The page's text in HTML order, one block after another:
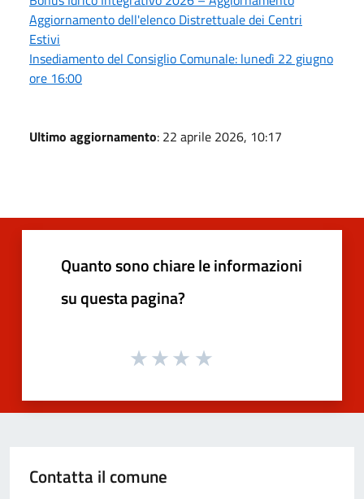
Aggiornamento dell'elenco Distrettuale dei Centri
Estivi
Insediamento del Consiglio Comunale: lunedì 22 giugno
ore 16:00
Ultimo aggiornamento: 22 aprile 2026, 10:17
Quanto sono chiare le informazioni
su questa pagina?
Contatta il comune